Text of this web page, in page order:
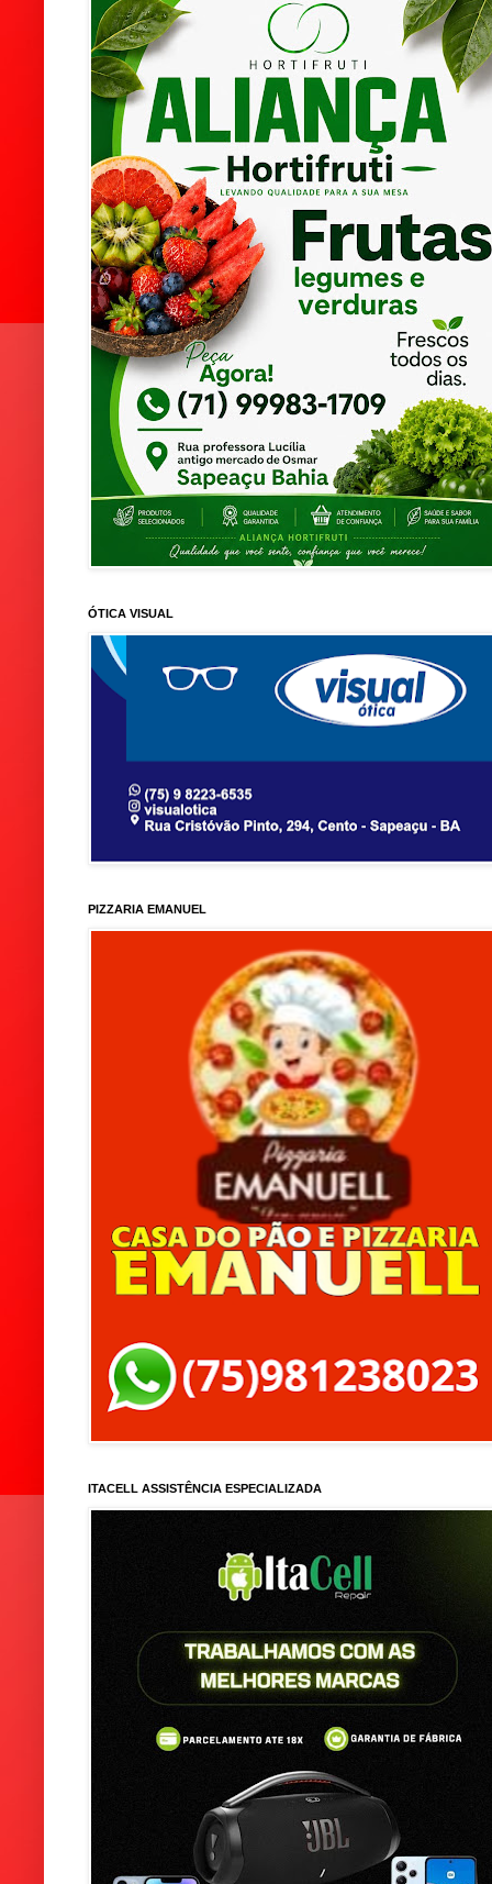
ÓTICA VISUAL
PIZZARIA EMANUEL
ITACELL ASSISTÊNCIA ESPECIALIZADA